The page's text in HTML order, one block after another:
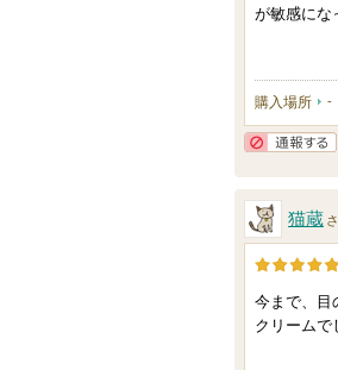
が敏感にな
購入場所 -
猫蔵
今まで、目
クリームで